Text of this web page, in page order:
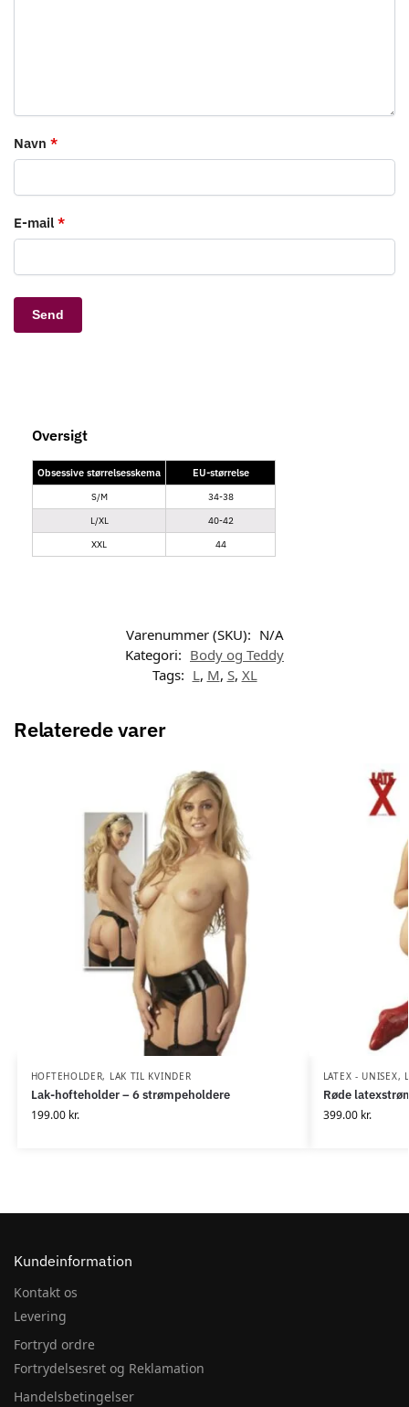
Navn *
E-mail *
Oversigt
Obsessive størrelsesskema EU-størrelse
S/M
34-38
L/XL
40-42
XXL
44
Varenummer (SKU): N/A
Kategori: Body og Teddy
Tags: L, M, S, XL
Relaterede varer
HOFTEHOLDER, LAK TIL KVINDER
Lak-hofteholder – 6 strømpeholdere
199.00 kr.
LATEX - UNISEX,
Røde
399.00 kr.
Kundeinformation
Kontakt os
Levering
Fortryd ordre
Fortrydelsesret og Reklamation
Handelsbetingelser